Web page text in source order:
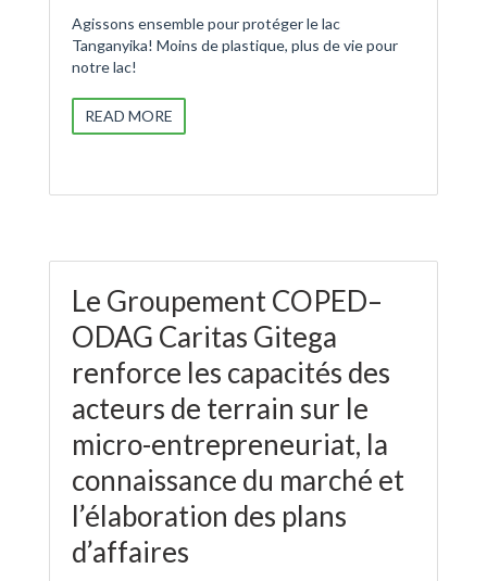
Agissons ensemble pour protéger le lac
Tanganyika! Moins de plastique, plus de vie pour
notre lac!
READ MORE
Le Groupement COPED–
ODAG Caritas Gitega
renforce les capacités des
acteurs de terrain sur le
micro-entrepreneuriat, la
connaissance du marché et
l’élaboration des plans
d’affaires